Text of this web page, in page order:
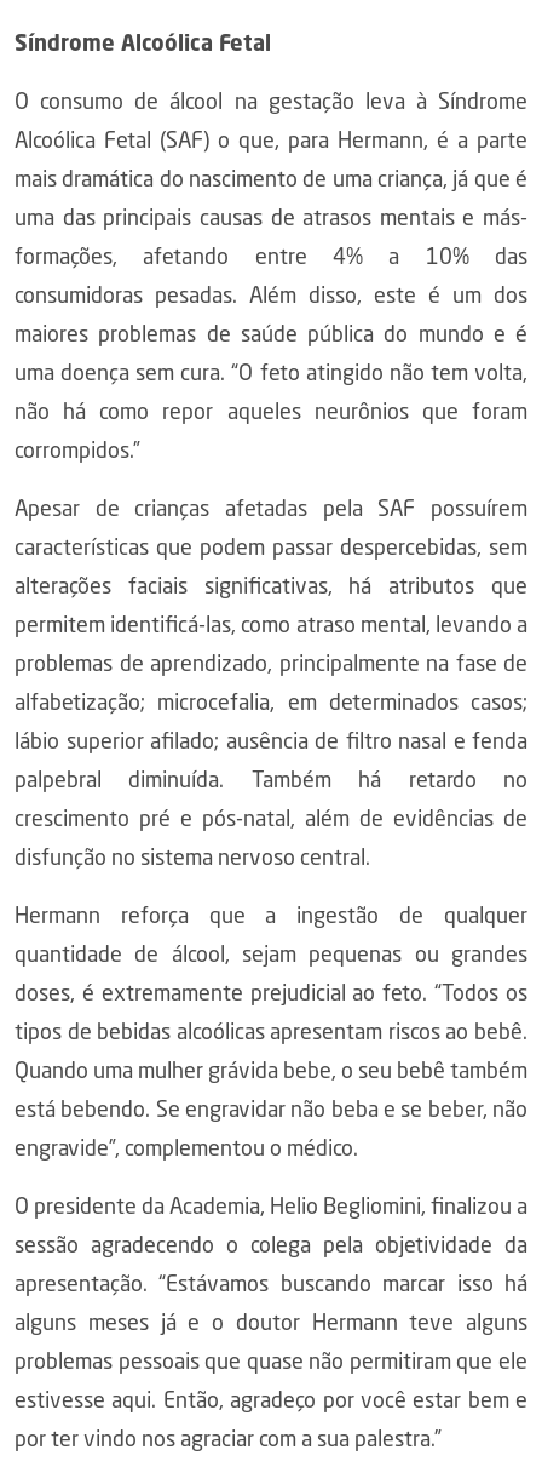
Síndrome Alcoólica Fetal
O consumo de álcool na gestação leva à Síndrome
Alcoólica Fetal (SAF) o que, para Hermann, é a parte
mais dramática do nascimento de uma criança, já que é
uma das principais causas de atrasos mentais e más-
formações, afetando entre 4% a 10% das
consumidoras pesadas. Além disso, este é um dos
maiores problemas de saúde pública do mundo e é
uma doença sem cura. “O feto atingido não tem volta,
não há como repor aqueles neurônios que foram
corrompidos.”
Apesar de crianças afetadas pela SAF possuírem
características que podem passar despercebidas, sem
alterações faciais significativas, há atributos que
permitem identificá-las, como atraso mental, levando a
problemas de aprendizado, principalmente na fase de
alfabetização; microcefalia, em determinados casos;
lábio superior afilado; ausência de filtro nasal e fenda
palpebral diminuída. Também há retardo no
crescimento pré e pós-natal, além de evidências de
disfunção no sistema nervoso central.
Hermann reforça que a ingestão de qualquer
quantidade de álcool, sejam pequenas ou grandes
doses, é extremamente prejudicial ao feto. “Todos os
tipos de bebidas alcoólicas apresentam riscos ao bebê.
Quando uma mulher grávida bebe, o seu bebê também
está bebendo. Se engravidar não beba e se beber, não
engravide”, complementou o médico.
O presidente da Academia, Helio Begliomini, finalizou a
sessão agradecendo o colega pela objetividade da
apresentação. “Estávamos buscando marcar isso há
alguns meses já e o doutor Hermann teve alguns
problemas pessoais que quase não permitiram que ele
estivesse aqui. Então, agradeço por você estar bem e
por ter vindo nos agraciar com a sua palestra.”